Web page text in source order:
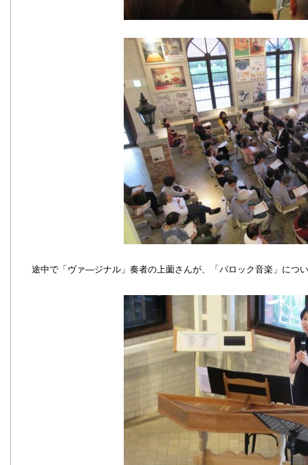
途中で「ヴァ―ジナル」奏者の上薗さんが、「バロック音楽」につ